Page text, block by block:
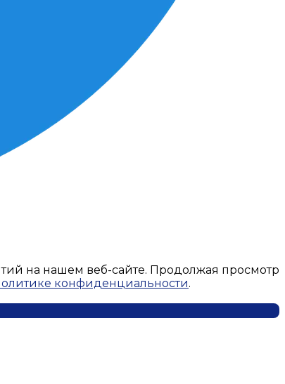
на нашем веб-сайте. Продолжая просмотр
конфиденциальности.